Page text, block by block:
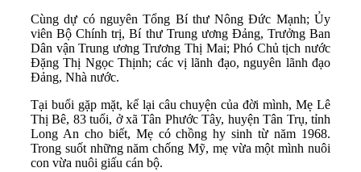
Cùng dự có nguyên Tổng Bí thư Nông Đức Mạnh; Ủy
viên Bộ Chính trị, Bí thư Trung ương Đảng, Trưởng Ban
Dân vận Trung ương Trương Thị Mai; Phó Chủ tịch nước
Đặng Thị Ngọc Thịnh; các vị lãnh đạo, nguyên lãnh đạo
Đảng, Nhà nước.
Tại buổi gặp mặt, kể lại câu chuyện của đời mình, Mẹ Lê
Thị Bê, 83 tuổi, ở xã Tân Phước Tây, huyện Tân Trụ, tỉnh
Long An cho biết, Mẹ có chồng hy sinh từ năm 1968.
Trong suốt những năm chống Mỹ, mẹ vừa một mình nuôi
con vừa nuôi giấu cán bộ.